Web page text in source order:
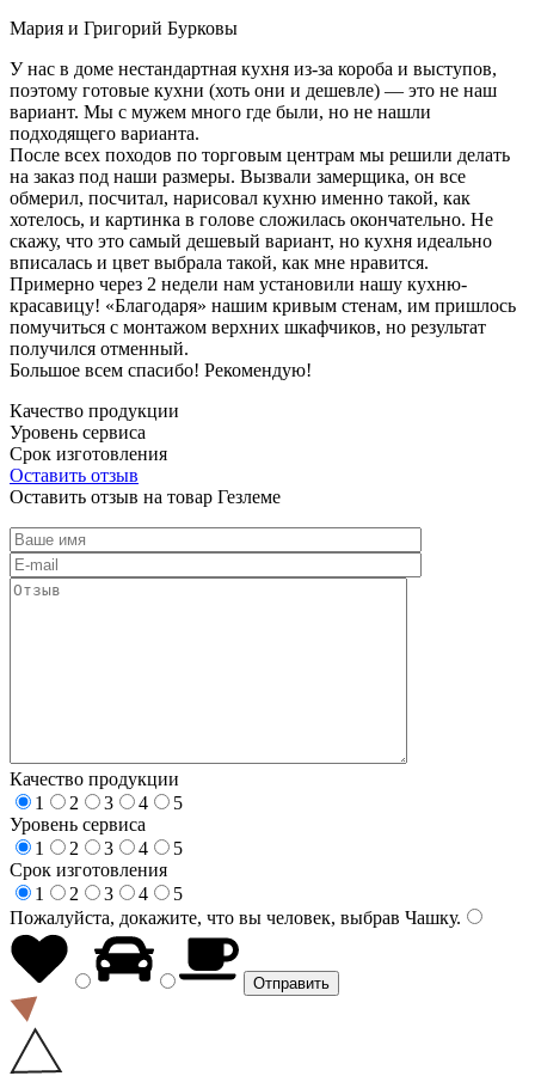
Мария и Григорий Бурковы
У нас в доме нестандартная кухня из-за короба и выступов,
поэтому готовые кухни (хоть они и дешевле) — это не наш
вариант. Мы с мужем много где были, но не нашли
подходящего варианта.
После всех походов по торговым центрам мы решили делать
на заказ под наши размеры. Вызвали замерщика, он все
обмерил, посчитал, нарисовал кухню именно такой, как
хотелось, и картинка в голове сложилась окончательно. Не
скажу, что это самый дешевый вариант, но кухня идеально
вписалась и цвет выбрала такой, как мне нравится.
Примерно через 2 недели нам установили нашу кухню-
красавицу! «Благодаря» нашим кривым стенам, им пришлось
помучиться с монтажом верхних шкафчиков, но результат
получился отменный.
Большое всем спасибо! Рекомендую!
Качество продукции
Уровень сервиса
Срок изготовления
Оставить отзыв
Оставить отзыв на товар Гезлеме
Качество продукции
1
2 3 4
5
Уровень сервиса
1
2 3 4
5
Срок изготовления
1
2 3 4
5
Пожалуйста, докажите, что вы человек, выбрав Чашку.